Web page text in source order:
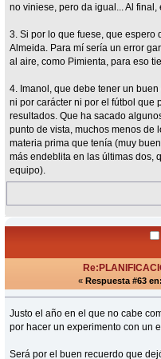
no viniese, pero da igual... Al
3. Si por lo que fuese, que espero
Almeida. Para mí sería un error
al aire, como Pimienta, para eso
4. Imanol, que debe tener un
ni por carácter ni por el fútbol que
resultados. Que ha sacado
punto de vista, muchos menos de
materia prima que tenía (muy
más endeblita en las últimas dos,
equipo).
« Respuesta #63 en:
Justo el año en el que no cabe
por hacer un experimento con un
Será por el buen recuerdo que